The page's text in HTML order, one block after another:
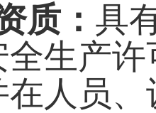
质： 具
全生产
在人员